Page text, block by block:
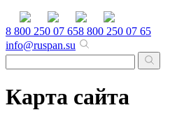
8 800 250 07 658 800 250 07 65
info@ruspan.su
Карта сайта